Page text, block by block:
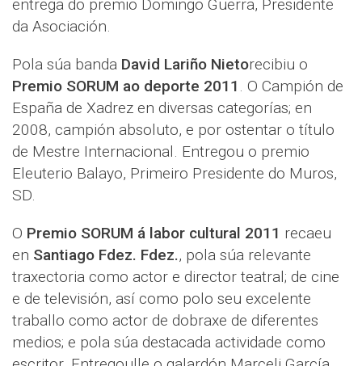
entrega do premio Domingo Guerra, Presidente
da Asociación.
Pola súa banda David Lariño Nietorecibiu o
Premio SORUM ao deporte 2011 . O Campión de
España de Xadrez en diversas categorías; en
2008, campión absoluto, e por ostentar o título
de Mestre Internacional. Entregou o premio
Eleuterio Balayo, Primeiro Presidente do Muros,
SD.
O Premio SORUM á labor cultural 2011 recaeu
en Santiago Fdez. Fdez., pola súa relevante
traxectoria como actor e director teatral; de cine
e de televisión, así como polo seu excelente
traballo como actor de dobraxe de diferentes
medios; e pola súa destacada actividade como